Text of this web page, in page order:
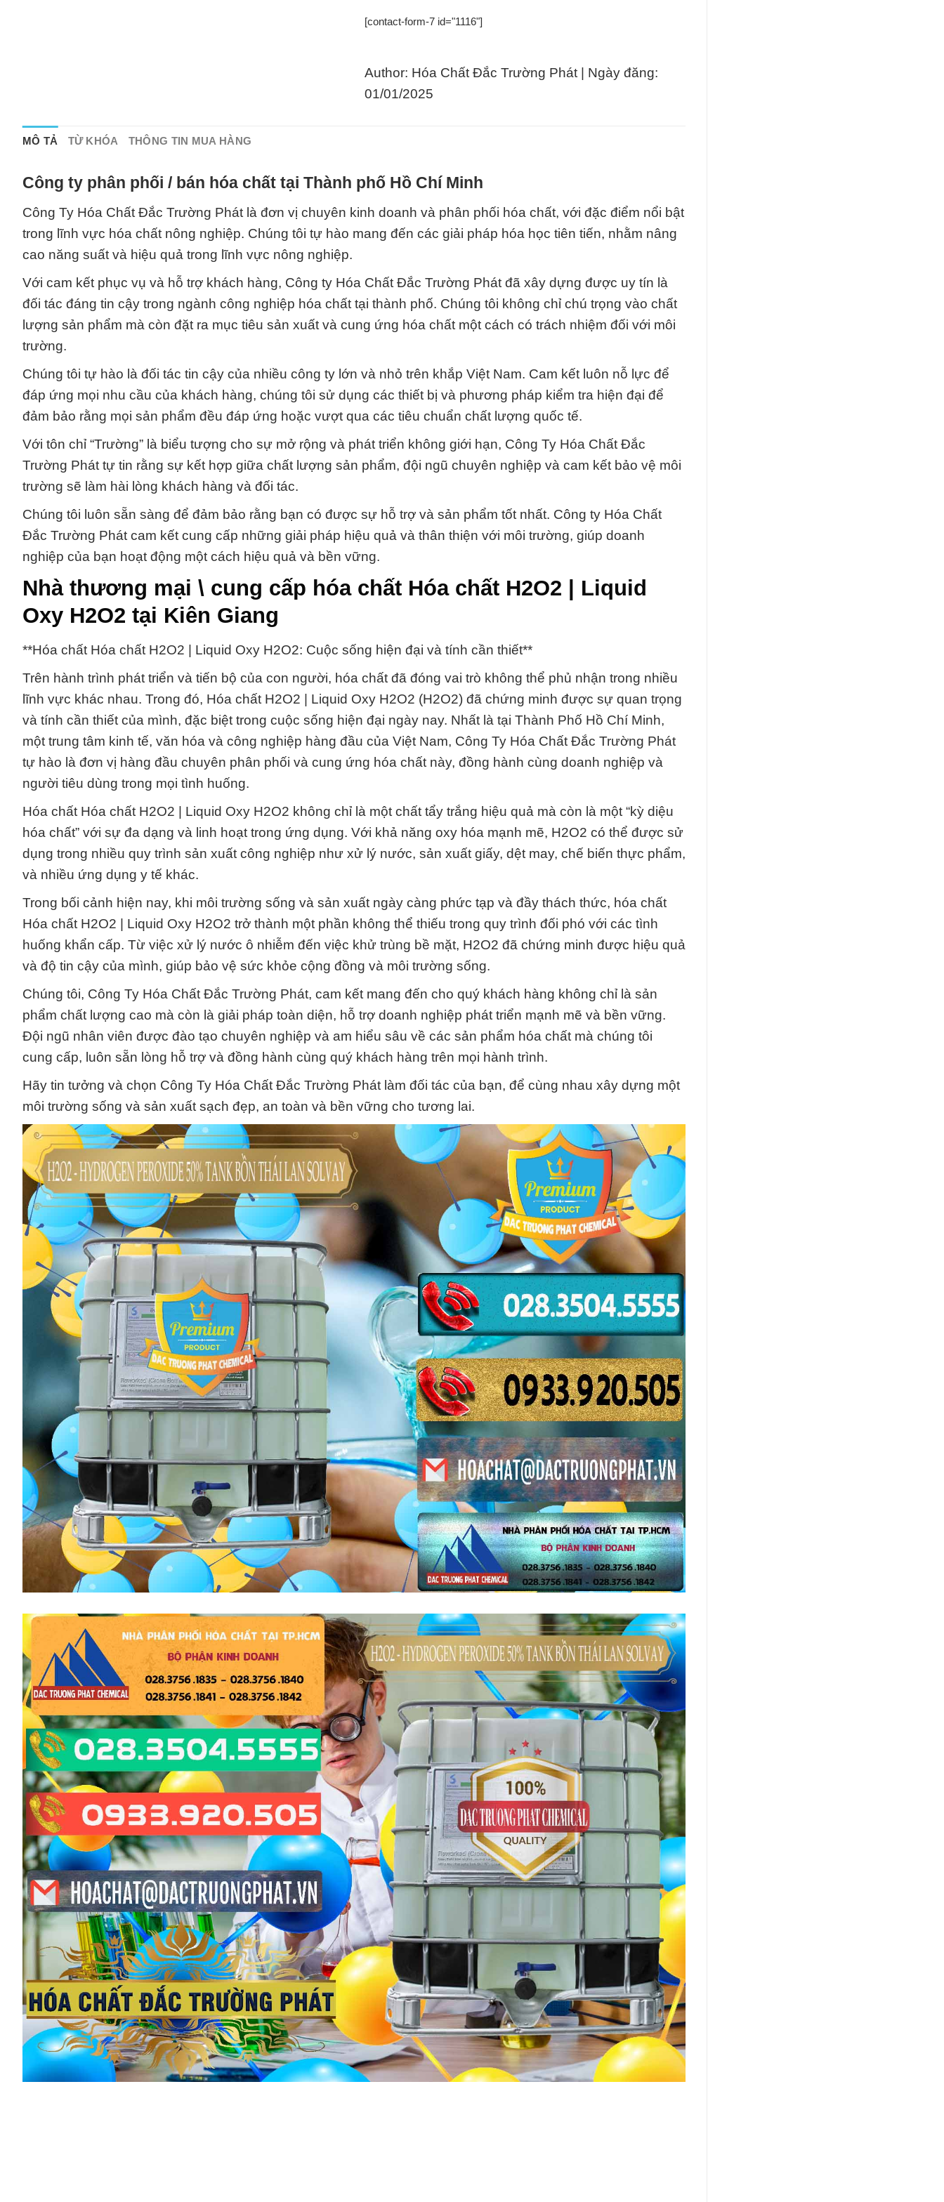
[contact-form-7 id="1116"]
Author: Hóa Chất Đắc Trường Phát | Ngày đăng:
01/01/2025
MÔ TẢ TỪ KHÓA THÔNG TIN MUA HÀNG
Công ty phân phối / bán hóa chất tại Thành phố Hồ Chí Minh
Công Ty Hóa Chất Đắc Trường Phát là đơn vị chuyên kinh doanh và phân phối hóa chất, với đặc điểm nổi bật
trong lĩnh vực hóa chất nông nghiệp. Chúng tôi tự hào mang đến các giải pháp hóa học tiên tiến, nhằm nâng
cao năng suất và hiệu quả trong lĩnh vực nông nghiệp.
Với cam kết phục vụ và hỗ trợ khách hàng, Công ty Hóa Chất Đắc Trường Phát đã xây dựng được uy tín là
đối tác đáng tin cậy trong ngành công nghiệp hóa chất tại thành phố. Chúng tôi không chỉ chú trọng vào chất
lượng sản phẩm mà còn đặt ra mục tiêu sản xuất và cung ứng hóa chất một cách có trách nhiệm đối với môi
trường.
Chúng tôi tự hào là đối tác tin cậy của nhiều công ty lớn và nhỏ trên khắp Việt Nam. Cam kết luôn nỗ lực để
đáp ứng mọi nhu cầu của khách hàng, chúng tôi sử dụng các thiết bị và phương pháp kiểm tra hiện đại để
đảm bảo rằng mọi sản phẩm đều đáp ứng hoặc vượt qua các tiêu chuẩn chất lượng quốc tế.
Với tôn chỉ “Trường” là biểu tượng cho sự mở rộng và phát triển không giới hạn, Công Ty Hóa Chất Đắc
Trường Phát tự tin rằng sự kết hợp giữa chất lượng sản phẩm, đội ngũ chuyên nghiệp và cam kết bảo vệ môi
trường sẽ làm hài lòng khách hàng và đối tác.
Chúng tôi luôn sẵn sàng để đảm bảo rằng bạn có được sự hỗ trợ và sản phẩm tốt nhất. Công ty Hóa Chất
Đắc Trường Phát cam kết cung cấp những giải pháp hiệu quả và thân thiện với môi trường, giúp doanh
nghiệp của bạn hoạt động một cách hiệu quả và bền vững.
Nhà thương mại \ cung cấp hóa chất Hóa chất H2O2 | Liquid
Oxy H2O2 tại Kiên Giang
**Hóa chất Hóa chất H2O2 | Liquid Oxy H2O2: Cuộc sống hiện đại và tính cần thiết**
Trên hành trình phát triển và tiến bộ của con người, hóa chất đã đóng vai trò không thể phủ nhận trong nhiều
lĩnh vực khác nhau. Trong đó, Hóa chất H2O2 | Liquid Oxy H2O2 (H2O2) đã chứng minh được sự quan trọng
và tính cần thiết của mình, đặc biệt trong cuộc sống hiện đại ngày nay. Nhất là tại Thành Phố Hồ Chí Minh,
một trung tâm kinh tế, văn hóa và công nghiệp hàng đầu của Việt Nam, Công Ty Hóa Chất Đắc Trường Phát
tự hào là đơn vị hàng đầu chuyên phân phối và cung ứng hóa chất này, đồng hành cùng doanh nghiệp và
người tiêu dùng trong mọi tình huống.
Hóa chất Hóa chất H2O2 | Liquid Oxy H2O2 không chỉ là một chất tẩy trắng hiệu quả mà còn là một “kỳ diệu
hóa chất” với sự đa dạng và linh hoạt trong ứng dụng. Với khả năng oxy hóa mạnh mẽ, H2O2 có thể được sử
dụng trong nhiều quy trình sản xuất công nghiệp như xử lý nước, sản xuất giấy, dệt may, chế biến thực phẩm,
và nhiều ứng dụng y tế khác.
Trong bối cảnh hiện nay, khi môi trường sống và sản xuất ngày càng phức tạp và đầy thách thức, hóa chất
Hóa chất H2O2 | Liquid Oxy H2O2 trở thành một phần không thể thiếu trong quy trình đối phó với các tình
huống khẩn cấp. Từ việc xử lý nước ô nhiễm đến việc khử trùng bề mặt, H2O2 đã chứng minh được hiệu quả
và độ tin cậy của mình, giúp bảo vệ sức khỏe cộng đồng và môi trường sống.
Chúng tôi, Công Ty Hóa Chất Đắc Trường Phát, cam kết mang đến cho quý khách hàng không chỉ là sản
phẩm chất lượng cao mà còn là giải pháp toàn diện, hỗ trợ doanh nghiệp phát triển mạnh mẽ và bền vững.
Đội ngũ nhân viên được đào tạo chuyên nghiệp và am hiểu sâu về các sản phẩm hóa chất mà chúng tôi
cung cấp, luôn sẵn lòng hỗ trợ và đồng hành cùng quý khách hàng trên mọi hành trình.
Hãy tin tưởng và chọn Công Ty Hóa Chất Đắc Trường Phát làm đối tác của bạn, để cùng nhau xây dựng một
môi trường sống và sản xuất sạch đẹp, an toàn và bền vững cho tương lai.